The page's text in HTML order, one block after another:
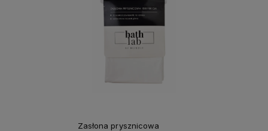
Zasłona prysznicowa